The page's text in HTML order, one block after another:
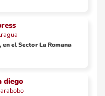
el Sector La Romana
diego